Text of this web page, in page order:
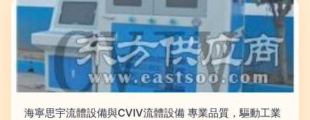
海寧思宇流體設備與CVIV流體設備 專業品質，驅動工業